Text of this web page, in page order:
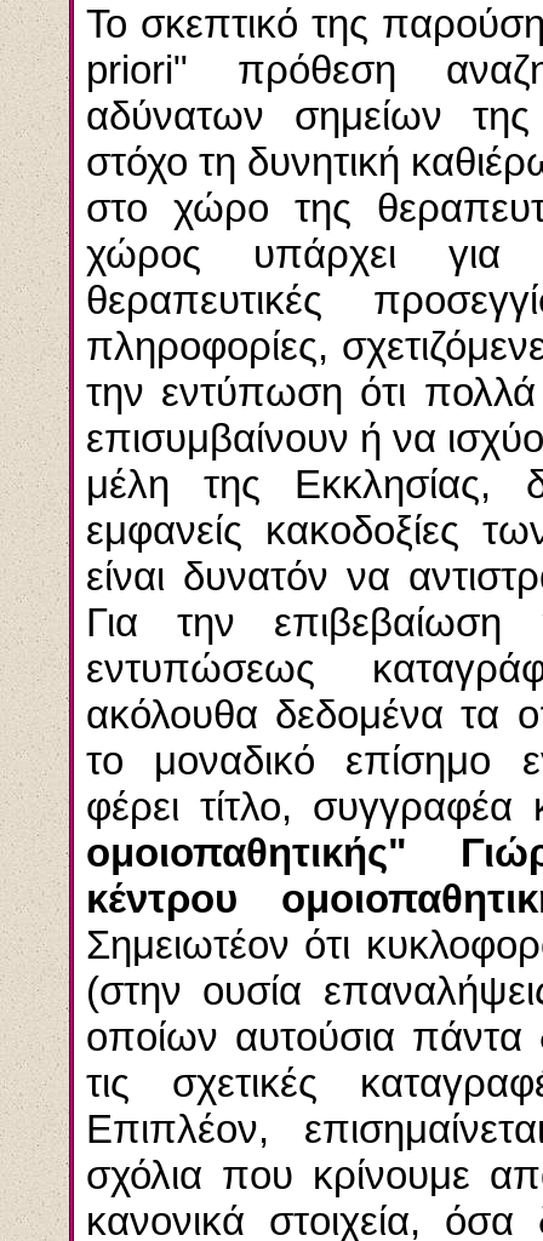
Το σκεπτικό της
priori" πρόθεση
αδύνατων σημείων
στόχο τη δυνητική
στο χώρο της
χώρος υπάρχει για
θεραπευτικές
πληροφορίες,
την εντύπωση ότι
επισυμβαίνουν ή να
μέλη της Εκκλησίας,
εμφανείς κακοδοξίες
είναι δυνατόν να
Για την
εντυπώσεως
ακόλουθα δεδομένα τα
το μοναδικό επίσημο
φέρει τίτλο, συγγραφέα
ομοιοπαθητικής"
κέντρου
Σημειωτέον ότι
(στην ουσία
οποίων αυτούσια
τις σχετικές
Επιπλέον,
σχόλια που κρίνουμε
κανονικά στοιχεία,